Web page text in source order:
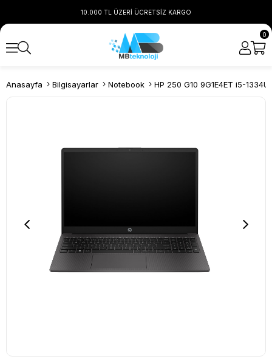
10.000 TL ÜZERİ ÜCRETSİZ KARGO
0
Anasayfa Bilgisayarlar Notebook